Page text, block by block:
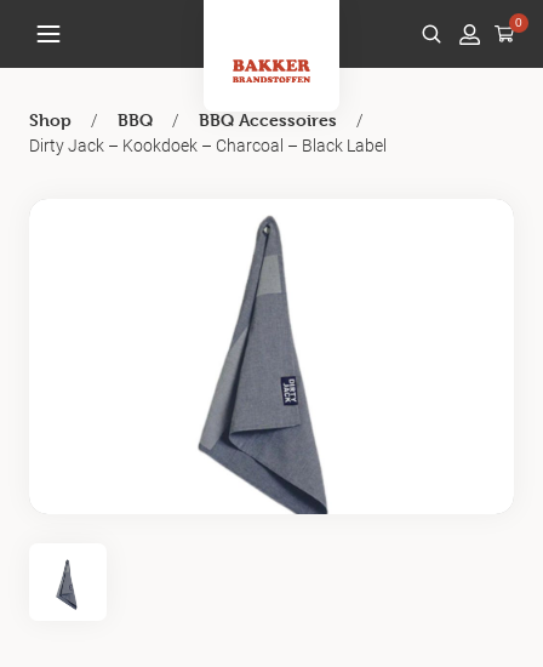
0
Shop / BBQ / BBQ Accessoires
/
Dirty Jack – Kookdoek – Charcoal – Black Label